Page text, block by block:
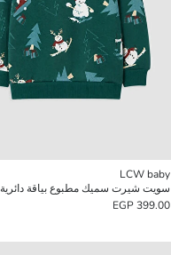
LCW baby
سويت شيرت سميك مطبوع بياقة دائرية
399.00 EGP